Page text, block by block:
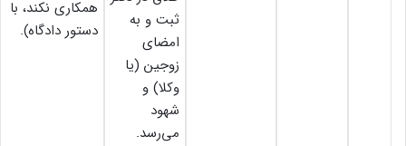
ثبت و به
امضای
زوجین (یا
وکلا) و
شهود
می‌رسد.
همکاری نکند، با
دستور دادگاه).